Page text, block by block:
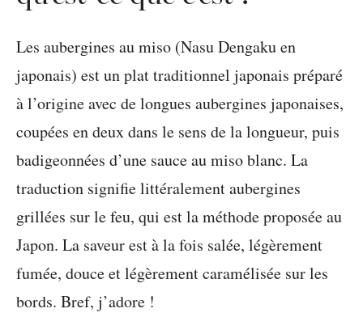
Les aubergines au miso (Nasu Dengaku en
japonais) est un plat traditionnel japonais préparé
à l’origine avec de longues aubergines japonaises,
coupées en deux dans le sens de la longueur, puis
badigeonnées d’une sauce au miso blanc. La
traduction signifie littéralement aubergines
grillées sur le feu, qui est la méthode proposée au
Japon. La saveur est à la fois salée, légèrement
fumée, douce et légèrement caramélisée sur les
bords. Bref, j’adore !